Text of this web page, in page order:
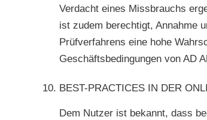
Verdacht eines Missbrauchs
ist zudem berechtigt, Annahme
Prüfverfahrens eine hohe
Geschäftsbedingungen von AD
BEST-PRACTICES IN DER
Dem Nutzer ist bekannt, dass